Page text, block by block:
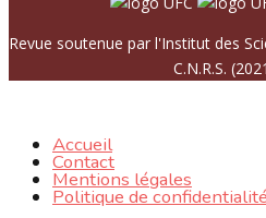
Revue soutenue par l'Institut des
C.N.R.S.
Accueil
Contact
Mentions légales
Politique de confidentialité